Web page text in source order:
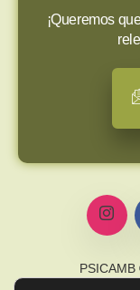
¡Queremos